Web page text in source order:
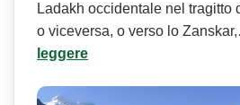
Ladakh occidentale nel tragitto
o viceversa, o verso lo
leggere